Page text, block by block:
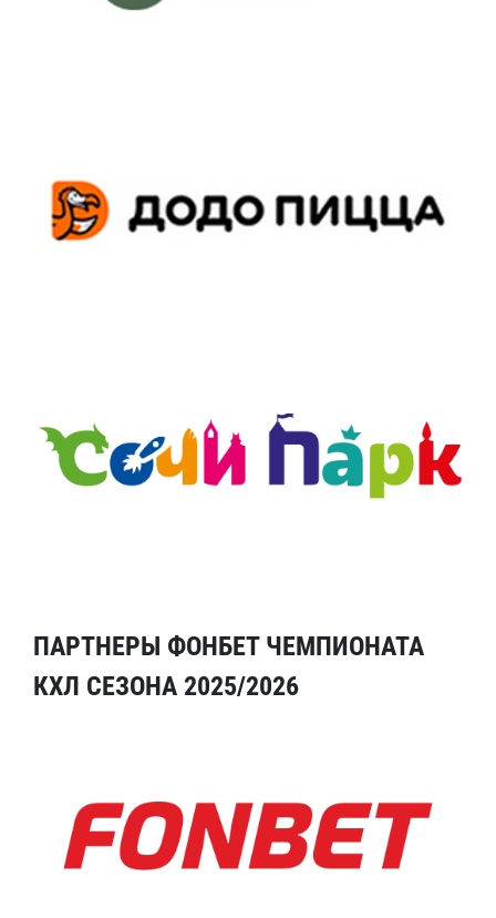
ПАРТНЕРЫ ФОНБЕТ ЧЕМПИОНАТА
КХЛ СЕЗОНА 2025/2026